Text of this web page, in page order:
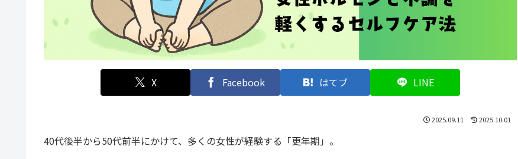
X Facebook はてブ LINE
2025.09.11 2025.10.01
40代後半から50代前半にかけて、多くの女性が経験する「更年期」。